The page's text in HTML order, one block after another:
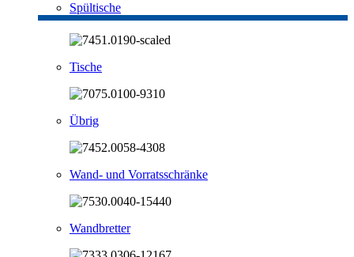
Spültische
Tische
Übrig
Wand- und Vorratsschränke
Wandbretter